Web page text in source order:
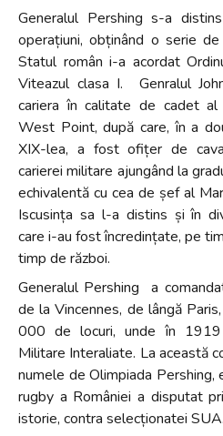
​Generalul Pershing s-a
operațiuni, obținând o serie
Statul român i-a acordat
Viteazul clasa I. Genralul
cariera în calitate de cadet al
West Point, după care, în a
XIX-lea, a fost ofițer de
carierei militare ajungând la
echivalentă cu cea de șef al
Iscusința sa l-a distins și în
care i-au fost încredințate, pe
timp de război.
Generalul Pershing a
de la Vincennes, de lângă
000 de locuri, unde în 1919
Militare Interaliate. La această
numele de Olimpiada Pershing,
rugby a României a disputat
istorie, contra selecționatei SUA.